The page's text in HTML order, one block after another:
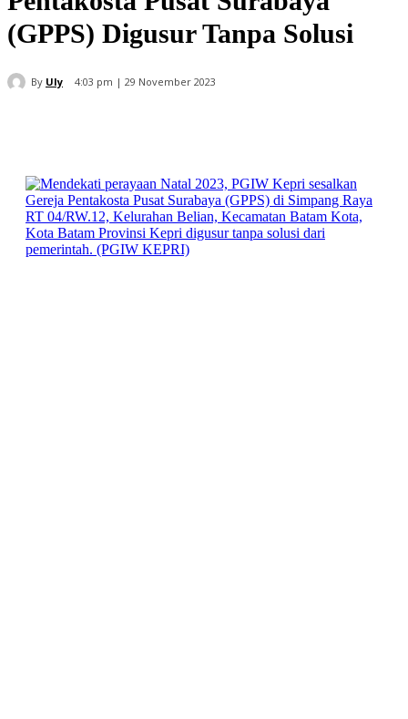
(GPPS) Digusur Tanpa Solusi
By Uly 4:03 pm | 29 November 2023